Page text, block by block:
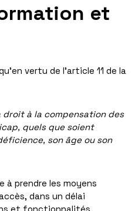
et
vertu de l’article 11 de la
à la compensation des
quels que soient
son âge ou son
à prendre les moyens
dans un délai